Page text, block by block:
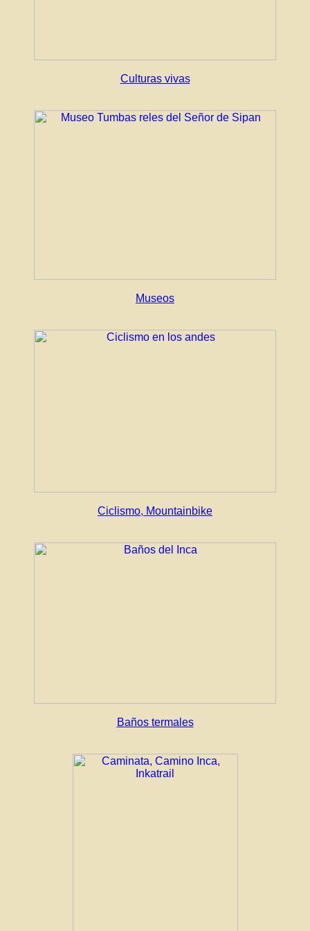
Culturas vivas
Museos
Ciclismo, Mountainbike
Baños termales